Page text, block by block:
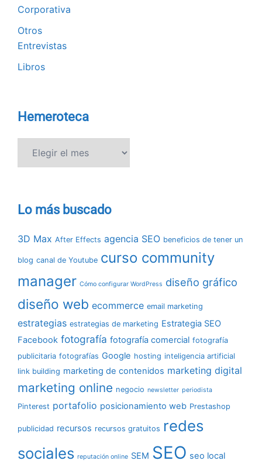
Corporativa
Otros
Entrevistas
Libros
Hemeroteca
Lo más buscado
3D Max After Effects agencia SEO beneficios de tener un
blog canal de Youtube curso community
manager Cómo configurar WordPress diseño gráfico
diseño web ecommerce email marketing
estrategias estrategias de marketing Estrategia SEO
Facebook fotografía fotografía comercial fotografía
publicitaria fotografías Google hosting inteligencia artificial
link building marketing de contenidos marketing digital
marketing online negocio newsletter periodista
Pinterest portafolio posicionamiento web Prestashop
publicidad recursos recursos gratuitos redes
sociales reputación online SEM SEO seo local